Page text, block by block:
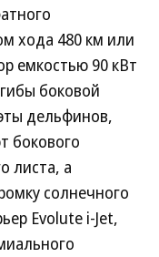
хода 480 км или
емкостью 90 кВт
боковой
дельфинов,
бокового
листа, а
солнечного
Evolute i-Jet,